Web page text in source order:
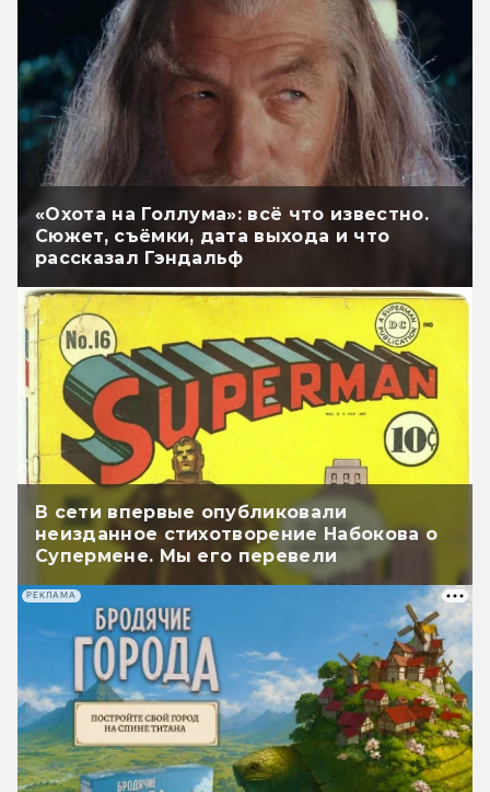
«Охота на Голлума»: всё что известно.
Сюжет, съёмки, дата выхода и что
рассказал Гэндальф
В сети впервые опубликовали
неизданное стихотворение Набокова о
Супермене. Мы его перевели
РЕКЛАМА